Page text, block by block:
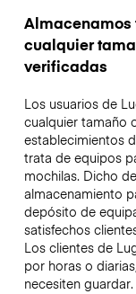
Almacenamos
cualquier
verificadas
Los usuarios de
cualquier tamaño
establecimientos
trata de equipos
mochilas. Dicho
almacenamiento
depósito de
satisfechos
Los clientes de
por horas o
necesiten guardar.